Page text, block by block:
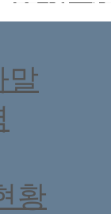
말
황